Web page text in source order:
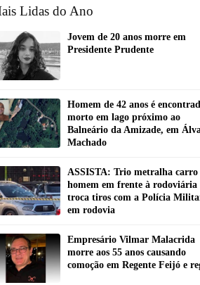
Lidas do Ano
Jovem de 20 anos morre em
Presidente Prudente
Homem de 42 anos é
morto em lago próximo ao
Balneário da Amizade, em
Machado
ASSISTA: Trio metralha carro
homem em frente à rodoviária
troca tiros com a Polícia
em rodovia
Empresário Vilmar Malacrida
morre aos 55 anos causando
comoção em Regente Feijó e